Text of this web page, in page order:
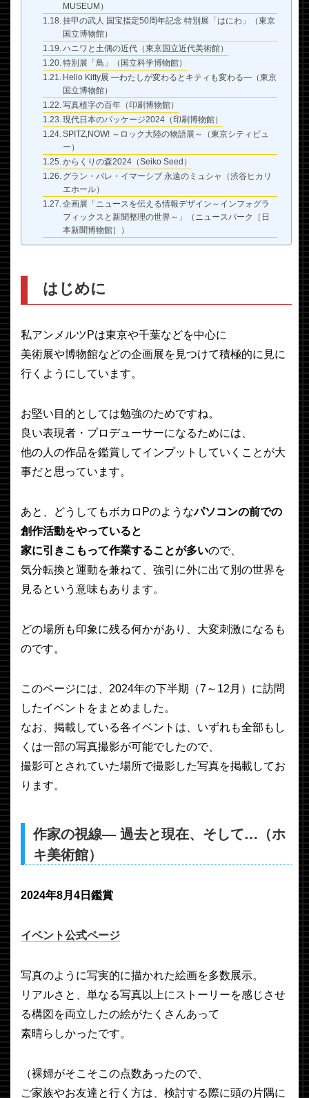
MUSEUM）
挂甲の武人 国宝指定50周年記念 特別展「はにわ」（東京
国立博物館）
ハニワと土偶の近代（東京国立近代美術館）
特別展「鳥」（国立科学博物館）
Hello Kitty展 ―わたしが変わるとキティも変わる―（東京
国立博物館）
写真植字の百年（印刷博物館）
現代日本のパッケージ2024（印刷博物館）
SPITZ,NOW! ～ロック大陸の物語展～（東京シティビュ
ー）
からくりの森2024（Seiko Seed）
グラン・パレ・イマーシブ 永遠のミュシャ（渋谷ヒカリ
エホール）
企画展「ニュースを伝える情報デザイン～インフォグラ
フィックスと新聞整理の世界～」（ニュースパーク［日
本新聞博物館］）
はじめに
私アンメルツPは東京や千葉などを中心に
美術展や博物館などの企画展を見つけて積極的に見に
行くようにしています。
お堅い目的としては勉強のためですね。
良い表現者・プロデューサーになるためには、
他の人の作品を鑑賞してインプットしていくことが大
事だと思っています。
あと、どうしてもボカロPのようなパソコンの前での
創作活動をやっていると
家に引きこもって作業することが多いので、
気分転換と運動を兼ねて、強引に外に出て別の世界を
見るという意味もあります。
どの場所も印象に残る何かがあり、大変刺激になるも
のです。
このページには、2024年の下半期（7～12月）に訪問
したイベントをまとめました。
なお、掲載している各イベントは、いずれも全部もし
くは一部の写真撮影が可能でしたので、
撮影可とされていた場所で撮影した写真を掲載してお
ります。
作家の視線― 過去と現在、そして…（ホ
キ美術館）
2024年8月4日鑑賞
イベント公式ページ
写真のように写実的に描かれた絵画を多数展示。
リアルさと、単なる写真以上にストーリーを感じさせ
る構図を両立したの絵がたくさんあって
素晴らしかったです。
（裸婦がそこそこの点数あったので、
ご家族やお友達と行く方は、検討する際に頭の片隅に